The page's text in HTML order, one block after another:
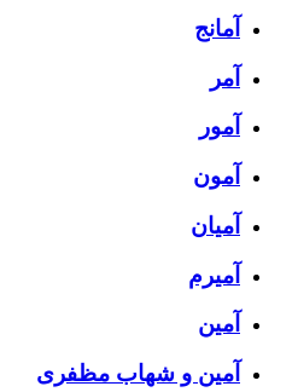
آمانج
آمر
آمور
آمون
آمیان
آمیرم
آمین
آمین و شهاب مظفری